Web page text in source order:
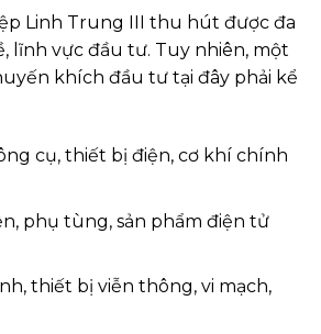
Linh Trung III thu hút được đa
lĩnh vực đầu tư. Tuy nhiên, một
khích đầu tư tại đây phải kể
cụ, thiết bị điện, cơ khí chính
phụ tùng, sản phẩm điện tử
thiết bị viễn thông, vi mạch,